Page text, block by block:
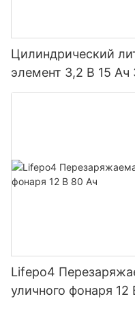
Цилиндрический
элемент 3,2 В 15 Ач
по стандарту
аккумуляторных
самостоятельной
Lifepo4
уличного фонаря 12